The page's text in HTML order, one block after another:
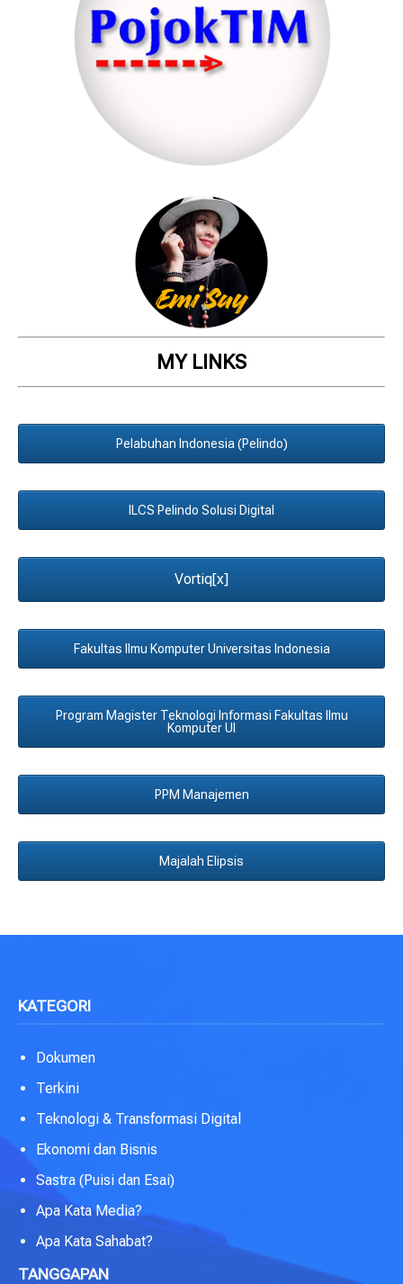
MY LINKS
Pelabuhan Indonesia (Pelindo)
ILCS Pelindo Solusi Digital
Vortiq[x]
Fakultas Ilmu Komputer Universitas Indonesia
Program Magister Teknologi Informasi Fakultas Ilmu
Komputer UI
PPM Manajemen
Majalah Elipsis
KATEGORI
Dokumen
Terkini
Teknologi & Transformasi Digital
Ekonomi dan Bisnis
Sastra (Puisi dan Esai)
Apa Kata Media?
Apa Kata Sahabat?
TANGGAPAN